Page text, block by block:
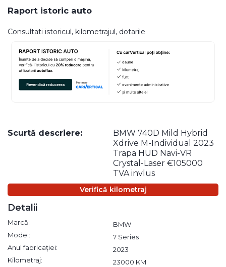
Raport istoric auto
Consultati istoricul, kilometrajul, dotarile
Scurtă descriere:
BMW 740D Mild Hybrid
Xdrive M-Individual 2023
Trapa HUD Navi-VR
Crystal-Laser €105000
TVA invlus
Verifică kilometraj
Detalii
Marcă:
BMW
Model:
7 Series
Anul fabricației:
2023
Kilometraj:
23000 KM